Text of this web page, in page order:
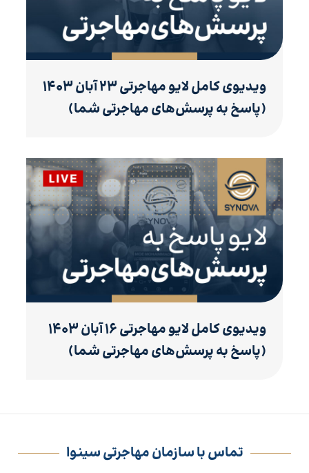
ویدیوی کامل لایو مهاجرتی ۲۳ آبان ۱۴۰۳
(پاسخ به پرسش‌های مهاجرتی شما)
ویدیوی کامل لایو مهاجرتی ۱۶ آبان ۱۴۰۳
(پاسخ به پرسش‌های مهاجرتی شما)
تماس با سازمان مهاجرتی سینوا